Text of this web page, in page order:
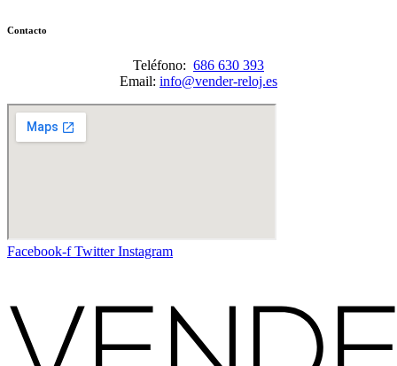
Contacto
Teléfono: 686 630 393
Email: info@vender-reloj.es
Facebook-f Twitter Instagram